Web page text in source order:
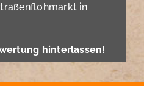
in
hinterlassen!